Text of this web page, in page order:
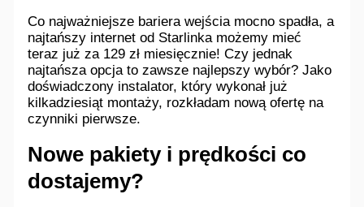
Co najważniejsze bariera wejścia mocno spadła, a
najtańszy internet od Starlinka możemy mieć
teraz już za 129 zł miesięcznie! Czy jednak
najtańsza opcja to zawsze najlepszy wybór? Jako
doświadczony instalator, który wykonał już
kilkadziesiąt montaży, rozkładam nową ofertę na
czynniki pierwsze.
Nowe pakiety i prędkości co
dostajemy?